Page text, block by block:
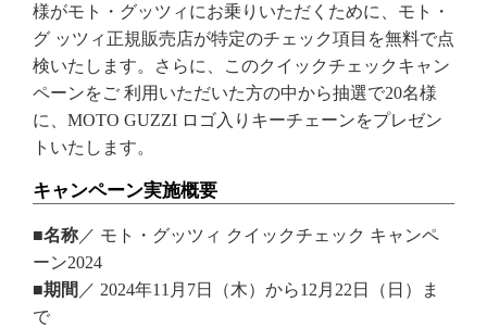
様がモト・グッツィにお乗りいただくために、モト・
グ ッツィ正規販売店が特定のチェック項目を無料で点
検いたします。さらに、このクイックチェックキャン
ペーンをご 利用いただいた方の中から抽選で20名様
に、MOTO GUZZI ロゴ入りキーチェーンをプレゼン
トいたします。
キャンペーン実施概要
■名称 ／ モト・グッツィ クイックチェック キャンペ
ーン2024
■期間 ／ 2024年11月7日（木）から12月22日（日）ま
で